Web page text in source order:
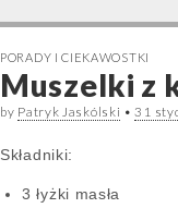
PORADY I CIEKAWOSTKI
Muszelki z
by Patryk Jaskólski •31
Składniki:
3 łyżki masła